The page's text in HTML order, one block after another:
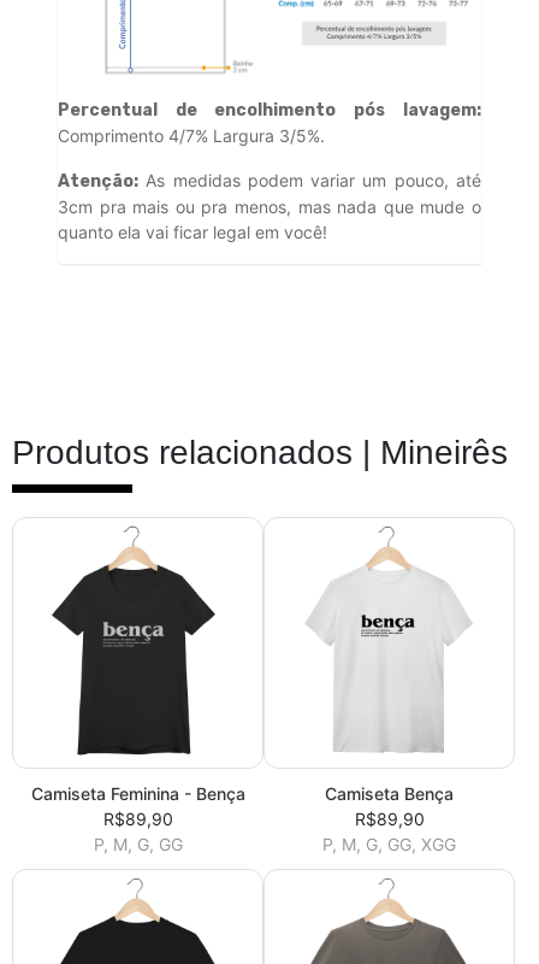
Percentual de encolhimento pós lavagem:
Comprimento 4/7% Largura 3/5%.
Atenção: As medidas podem variar um pouco, até
3cm pra mais ou pra menos, mas nada que mude o
quanto ela vai ficar legal em você!
Produtos relacionados | Mineirês
Camiseta Feminina - Bença
R$89,90
P, M, G, GG
Camiseta Bença
R$89,90
P, M, G, GG, XGG